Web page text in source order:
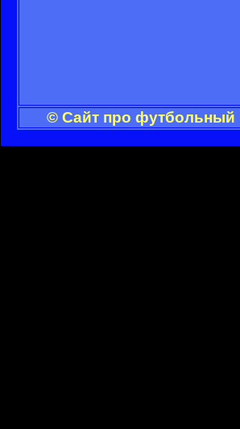
© Сайт про футбольный